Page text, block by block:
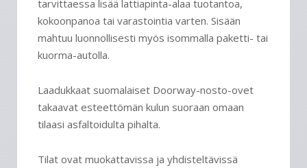
tarvittaessa lisää lattiapinta-alaa tuotantoa,
kokoonpanoa tai varastointia varten. Sisään
mahtuu luonnollisesti myös isommalla paketti- tai
kuorma-autolla.
Laadukkaat suomalaiset Doorway-nosto-ovet
takaavat esteettömän kulun suoraan omaan
tilaasi asfaltoidulta pihalta.
Tilat ovat muokattavissa ja yhdisteltävissä